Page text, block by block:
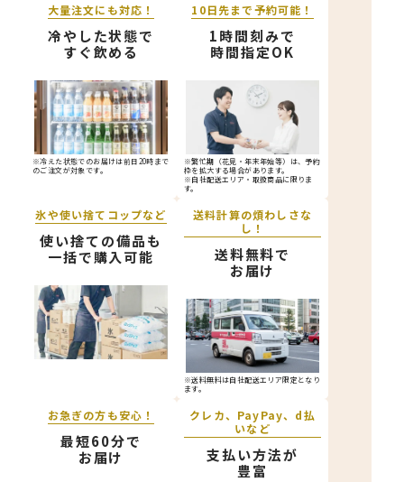
大量注文にも対応！
冷やした状態で
すぐ飲める
※冷えた状態でのお届けは前日20時まで
のご注文が対象です。
10日先まで予約可能！
1時間刻みで
時間指定OK
※繁忙期（花見・年末年始等）は、予約
枠を拡大する場合があります。
※自社配送エリア・取扱商品に限りま
す。
氷や使い捨てコップなど
使い捨ての備品も
一括で購入可能
送料計算の煩わしさな
し！
送料無料で
お届け
※送料無料は自社配送エリア限定となり
ます。
お急ぎの方も安心！
最短60分で
お届け
クレカ、PayPay、d払
いなど
支払い方法が
豊富